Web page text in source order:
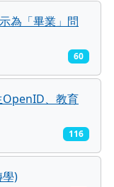
為「畢業」問
60
OpenID、教育
116
)